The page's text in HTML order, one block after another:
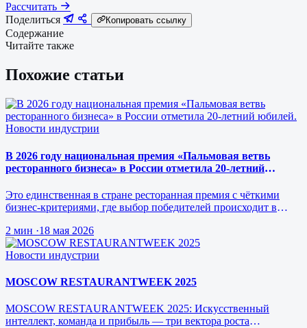
Рассчитать
Поделиться
Копировать ссылку
Содержание
Читайте также
Похожие статьи
Новости индустрии
В 2026 году национальная премия «Пальмовая ветвь
ресторанного бизнеса» в России отметила 20-летний
Это единственная в стране ресторанная премия с чёткими
бизнес-критериями, где выбор победителей происходит в
2 мин ·18 мая 2026
Новости индустрии
MOSCOW RESTAURANTWEEK 2025
MOSCOW RESTAURANTWEEK 2025: Искусственный
интеллект, команда и прибыль — три вектора роста